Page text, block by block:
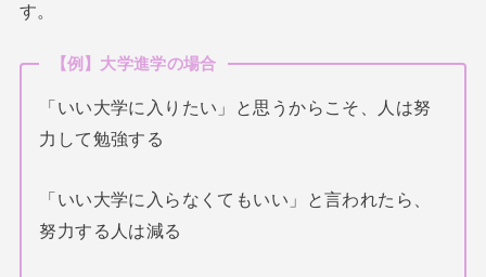
す。
【例】大学進学の場合
「いい大学に入りたい」と思うからこそ、人は努
力して勉強する
「いい大学に入らなくてもいい」と言われたら、
努力する人は減る